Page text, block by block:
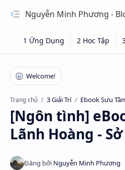
Nguyễn Minh Phương - Blog Chia sẻ Kiến thức Chứng khoán &
Trang chủ 3 Giải Trí Ebook Sưu
[Ngôn tình]
Lãnh Hoàng -